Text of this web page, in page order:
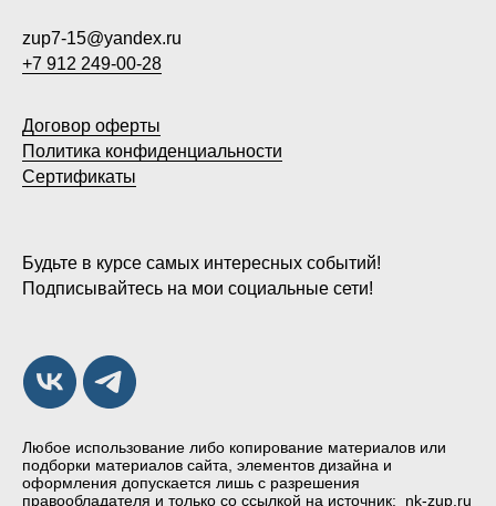
zup7-15@yandex.ru
+7 912 249-00-28
Договор оферты
Политика конфиденциальности
Сертификаты
Будьте в курсе самых интересных событий!
Подписывайтесь на мои социальные сети!
Любое использование либо копирование материалов или
подборки материалов сайта, элементов дизайна и
оформления допускается лишь с разрешения
правообладателя и только со ссылкой на источник: nk-zup.ru